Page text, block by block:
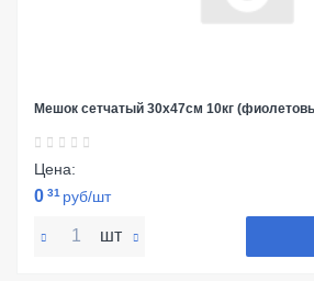
Мешок сетчатый 30х47см 10кг
Цена:
0 31 руб/шт
шт